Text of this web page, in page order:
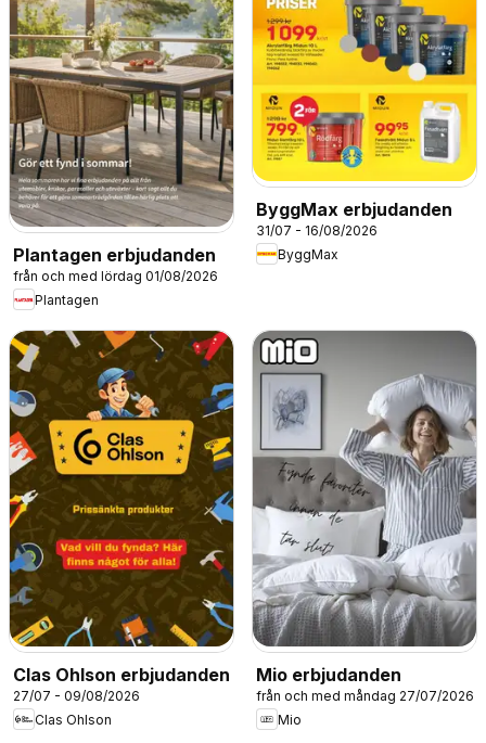
Plantagen erbjudanden
från och med lördag 01/08/2026
Plantagen
ByggMax erbjudanden
31/07 - 16/08/2026
ByggMax
Clas Ohlson erbjudanden
27/07 - 09/08/2026
Clas Ohlson
Mio erbjudanden
från och med måndag 27/07/2026
Mio